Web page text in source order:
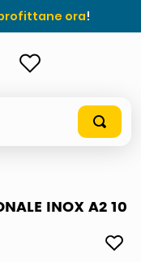
ora!
INOX A2 10